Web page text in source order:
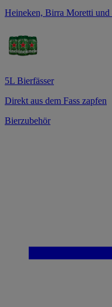
Heineken, Birra Moretti und
5L Bierfässer
Direkt aus dem Fass zapfen
Bierzubehör